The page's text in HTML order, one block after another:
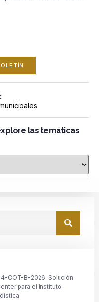
las temáticas
COT-B-2026 Solución
para el Instituto